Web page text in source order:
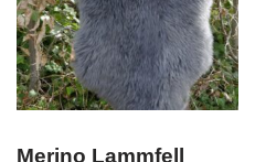
Merino Lammfell